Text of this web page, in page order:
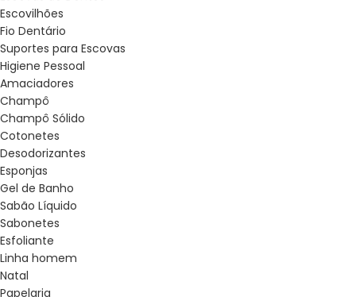
Escovilhões
Fio Dentário
Suportes para Escovas
Higiene Pessoal
Amaciadores
Champô
Champô Sólido
Cotonetes
Desodorizantes
Esponjas
Gel de Banho
Sabão Líquido
Sabonetes
Esfoliante
Linha homem
Natal
Papelaria